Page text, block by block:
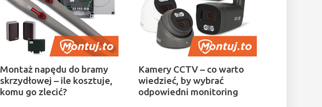
Montaż napędu do bramy
skrzydłowej – ile kosztuje,
komu go zlecić?
Kamery CCTV – co warto
wiedzieć, by wybrać
odpowiedni monitoring